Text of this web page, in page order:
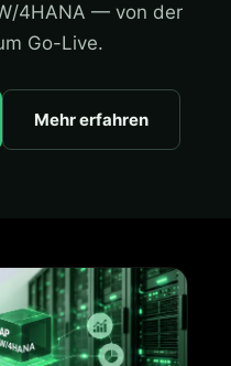
4HANA — von der
Go-Live.
Mehr erfahren